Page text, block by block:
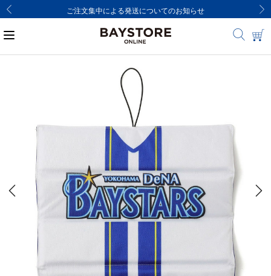
ご注文集中による発送についてのお知らせ